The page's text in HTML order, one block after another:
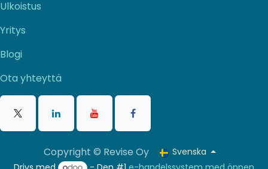
Ulkoistus
Yritys
Blogi
Ota yhteyttä
Copyright © Revise Oy
Svenska